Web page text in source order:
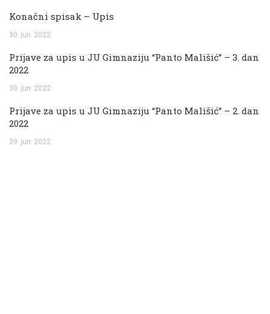
Konačni spisak – Upis
30 jun 2022
Prijave za upis u JU Gimnaziju “Panto Mališić” – 3. dan
2022
30 jun 2022
Prijave za upis u JU Gimnaziju “Panto Mališić” – 2. dan
2022
29 jun 2022